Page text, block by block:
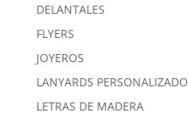
DELANTALES
FLYERS
JOYEROS
LANYARDS PERSONALIZADO
LETRAS DE MADERA